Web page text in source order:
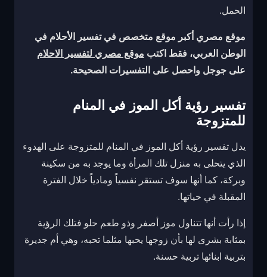
الحمل.
موقع مصري أكبر موقع متخصص في تفسير الأحلام في
الوطن العربي، فقط اكتب موقع مصري لتفسير الاحلام
على جوجل واحصل على التفسيرات الصحيحة.
تفسير رؤية أكل الموز في المنام
للمتزوجة
يدل تفسير رؤية أكل الموز في المنام للمتزوجة على الهدوء
الذي يتحلى به منزل تلك المرأة وما يوجد به من سكينة
وبركة، كما أنها سوف تستقر نفسياً ومادياً خلال الفترة
المقبلة في حياتها.
إذا رأت أنها تتناول موز أصفر وذو طعم حلو فتلك الرؤية
بمثابة بشرى لها بأن زوجها يحبها مثلما تحبه، وهي أم جديرة
بتربية ابنائها تربية حسنة.